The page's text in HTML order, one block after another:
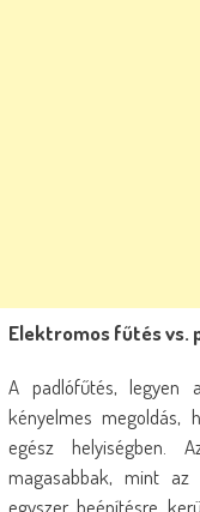
Elektromos fűtés vs.
A padlófűtés, legyen
kényelmes megoldás,
egész helyiségben.
magasabbak, mint